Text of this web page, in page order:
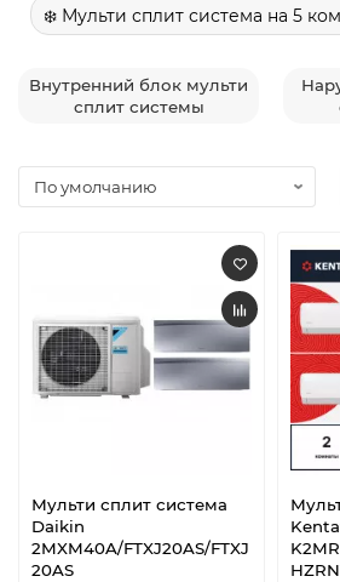
❄️ Мульти сплит система на 5
Внутренний блок мульти
сплит системы
Мульти сплит система
Daikin
2MXM40A/FTXJ20AS/FTXJ
20AS